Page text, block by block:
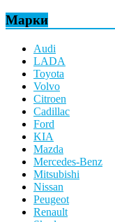
Марки
Audi
LADA
Toyota
Volvo
Citroen
Cadillac
Ford
KIA
Mazda
Mercedes-Benz
Mitsubishi
Nissan
Peugeot
Renault